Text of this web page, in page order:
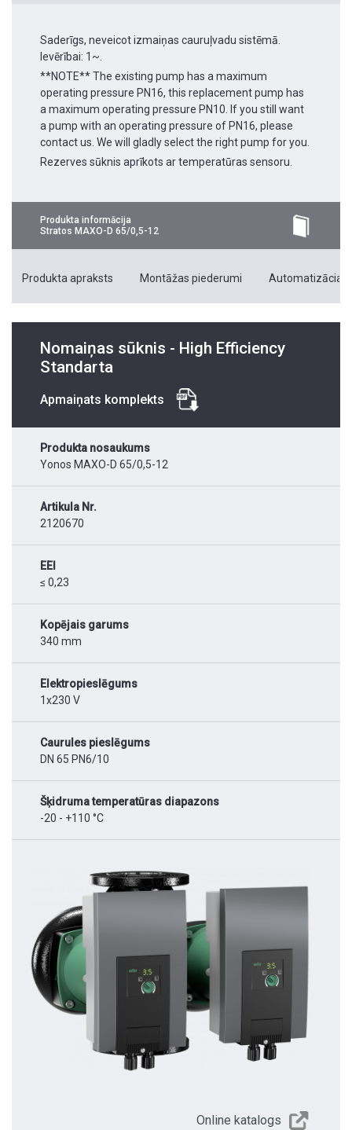
Saderīgs, neveicot izmaiņas cauruļvadu sistēmā.
Ievērībai: 1~.
**NOTE** The existing pump has a maximum
operating pressure PN16, this replacement pump has
a maximum operating pressure PN10. If you still want
a pump with an operating pressure of PN16, please
contact us. We will gladly select the right pump for you.
Rezerves sūknis aprīkots ar temperatūras sensoru.
Produkta informācija
Stratos MAXO-D 65/0,5-12
Produkta apraksts Montāžas piederumi Automatizācias
Nomaiņas sūknis - High Efficiency
Standarta
Apmaiņats komplekts
Produkta nosaukums
Yonos MAXO-D 65/0,5-12
Artikula Nr.
2120670
EEI
≤ 0,23
Kopējais garums
340 mm
Elektropieslēgums
1x230 V
Caurules pieslēgums
DN 65 PN6/10
Šķidruma temperatūras diapazons
-20 - +110 °C
Online katalogs